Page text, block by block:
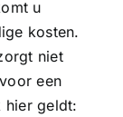
u
kosten.
niet
een
hier geldt: